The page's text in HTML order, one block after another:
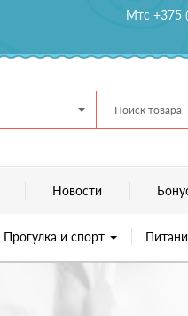
Мтс +375
Новости
Прогулка и спорт